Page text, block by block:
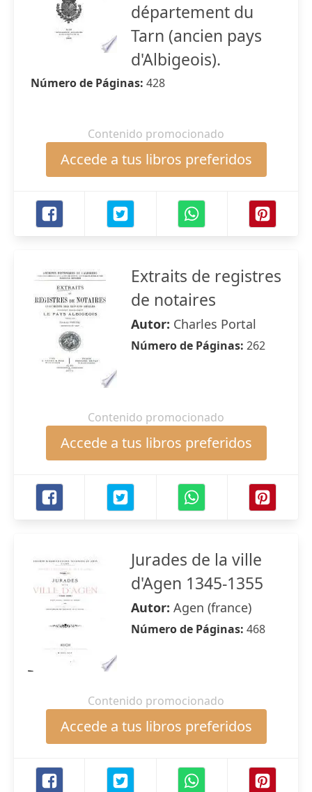
département du
Tarn (ancien pays
d'Albigeois).
Número de Páginas: 428
Contenido promocionado
Accede a tus libros preferidos
Extraits de registres
de notaires
Autor: Charles Portal
Número de Páginas: 262
Contenido promocionado
Accede a tus libros preferidos
Jurades de la ville
d'Agen 1345-1355
Autor: Agen (france)
Número de Páginas: 468
Contenido promocionado
Accede a tus libros preferidos